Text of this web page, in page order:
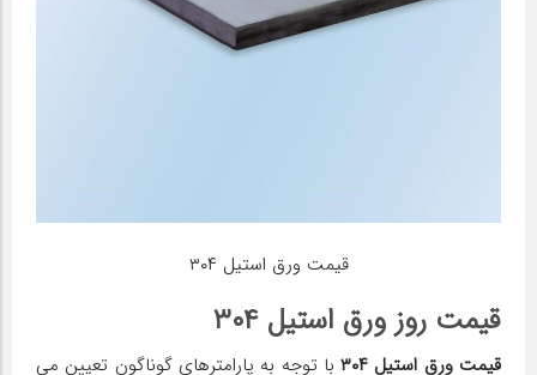
قیمت ورق استیل ۳۰۴
قیمت روز ورق استیل ۳۰۴
قیمت ورق استیل ۳۰۴
با توجه به پارامترهای گوناگون تعیین می‌